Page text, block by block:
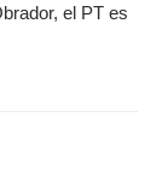
el PT es